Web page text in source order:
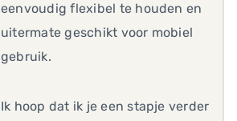
eenvoudig flexibel te houden en
uitermate geschikt voor mobiel
gebruik.
Ik hoop dat ik je een stapje verder